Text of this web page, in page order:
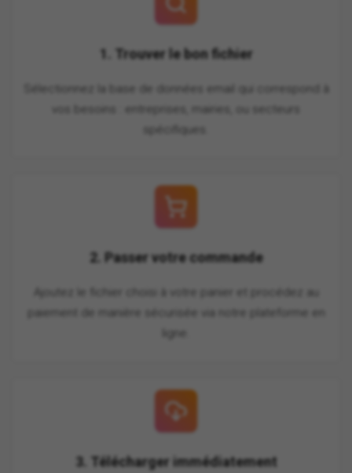
1. Trouver le bon fichier
Sélectionnez la base de données email qui correspond à
vos besoins : entreprises, mairies, ou secteurs
spécifiques.
2. Passer votre commande
Ajoutez le fichier choisi à votre panier et procédez au
paiement de manière sécurisée via notre plateforme en
ligne.
3. Télécharger immédiatement